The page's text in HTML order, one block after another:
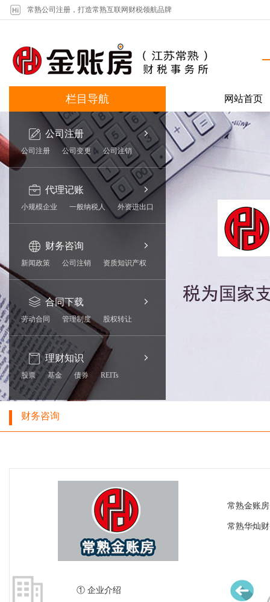
常熟公司注册，打造常熟互联网财税领航品牌
栏目导航 网站首页
公司注册
公司注册 公司变更 公司注销
代理记账
小规模企业 一般纳税人 外资进出口
财务咨询
新闻政策 公司注销 资质知识产权
合同下载
劳动合同 管理制度 股权转让
理财知识
股票 基金 债券 REITs
财务咨询
常熟金账
常熟华灿
① 企业介绍